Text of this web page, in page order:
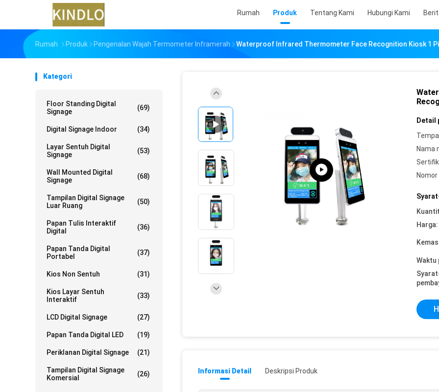
Rumah Produk Tentang Kami Hubungi Kami
Rumah Produk Pengenalan Wajah Termometer Inframerah Waterproof Infrared Thermometer Face Recognition Kiosk 1
Kategori
Floor Standing Digital
Signage
(69)
Digital Signage Indoor (34)
Layar Sentuh Digital
Signage
(53)
Wall Mounted Digital
Signage
(68)
Tampilan Digital Signage
Luar Ruang
(50)
Papan Tulis Interaktif
Digital
(36)
Papan Tanda Digital
Portabel
(37)
Kios Non Sentuh (31)
Kios Layar Sentuh
Interaktif
(33)
LCD Digital Signage (27)
Papan Tanda Digital LED (19)
Periklanan Digital Signage (21)
Tampilan Digital Signage
Komersial
(26)
Detail
Nama
Harga:
Waktu
Informasi Detail Deskripsi Produk